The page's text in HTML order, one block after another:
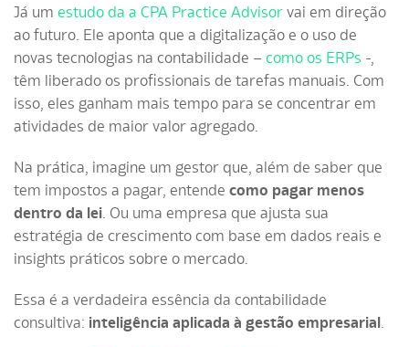
Já um estudo da a CPA Practice Advisor vai em direção
ao futuro. Ele aponta que a digitalização e o uso de
novas tecnologias na contabilidade – como os ERPs -,
têm liberado os profissionais de tarefas manuais. Com
isso, eles ganham mais tempo para se concentrar em
atividades de maior valor agregado.
Na prática, imagine um gestor que, além de saber que
tem impostos a pagar, entende como pagar menos
dentro da lei. Ou uma empresa que ajusta sua
estratégia de crescimento com base em dados reais e
insights práticos sobre o mercado.
Essa é a verdadeira essência da contabilidade
consultiva: inteligência aplicada à gestão empresarial.